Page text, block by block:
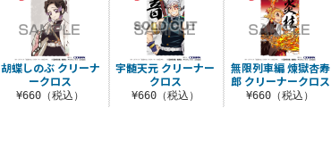
宇髄天元 クリーナー
クロス
¥660（税込）
無限列車編 煉獄杏寿
郎 クリーナークロス
¥660（税込）
胡蝶しのぶ クリーナ
ークロス
¥660（税込）